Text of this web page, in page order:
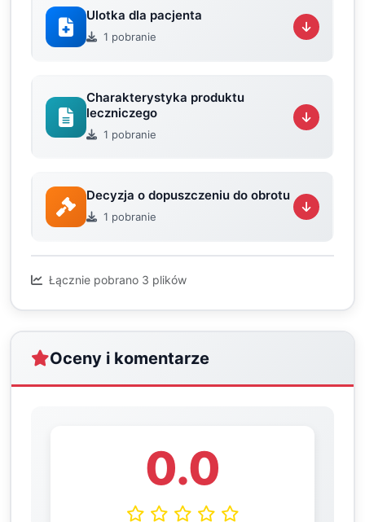
Ulotka dla pacjenta
1 pobranie
Charakterystyka produktu
leczniczego
1 pobranie
Decyzja o dopuszczeniu do obrotu
1 pobranie
Łącznie pobrano 3 plików
Oceny i komentarze
0.0